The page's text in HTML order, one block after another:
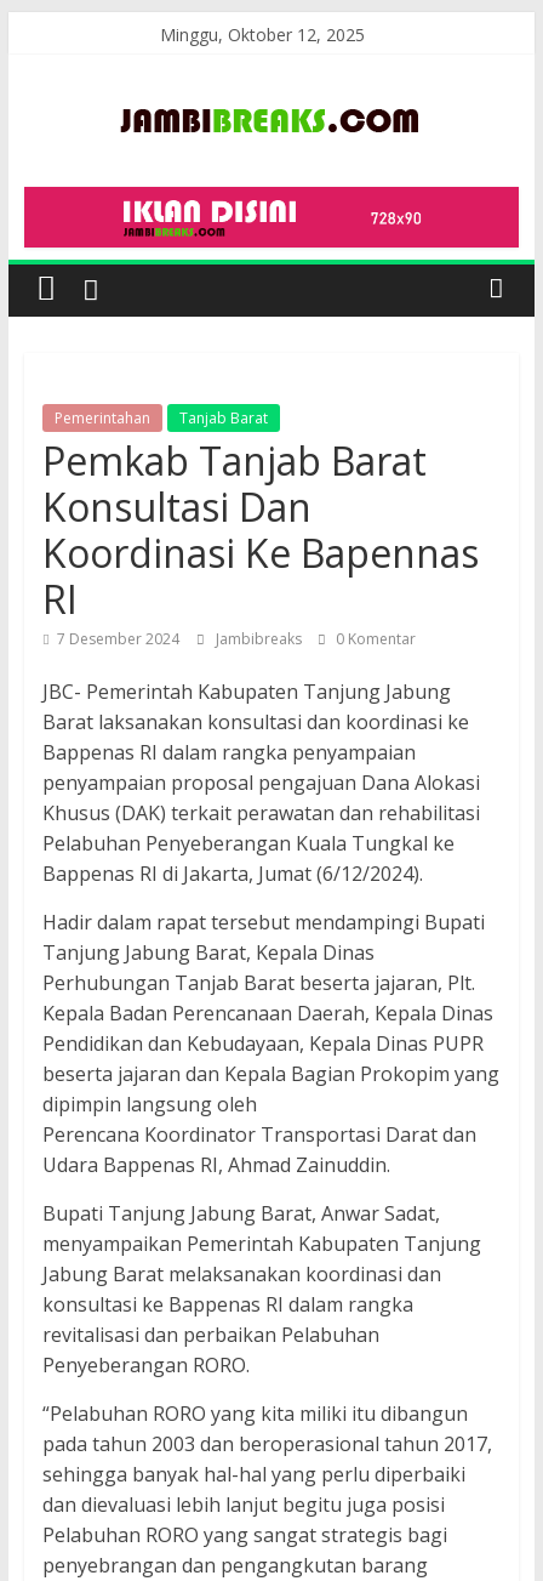
Minggu, Oktober 12, 2025
JambiBreaks
Pemerintahan Tanjab Barat
Pemkab Tanjab Barat
Konsultasi Dan
Koordinasi Ke Bapennas
RI
7 Desember 2024 Jambibreaks 0 Komentar
JBC- Pemerintah Kabupaten Tanjung Jabung
Barat laksanakan konsultasi dan koordinasi ke
Bappenas RI dalam rangka penyampaian
penyampaian proposal pengajuan Dana Alokasi
Khusus (DAK) terkait perawatan dan rehabilitasi
Pelabuhan Penyeberangan Kuala Tungkal ke
Bappenas RI di Jakarta, Jumat (6/12/2024).
Hadir dalam rapat tersebut mendampingi Bupati
Tanjung Jabung Barat, Kepala Dinas
Perhubungan Tanjab Barat beserta jajaran, Plt.
Kepala Badan Perencanaan Daerah, Kepala Dinas
Pendidikan dan Kebudayaan, Kepala Dinas PUPR
beserta jajaran dan Kepala Bagian Prokopim yang
dipimpin langsung oleh
Perencana Koordinator Transportasi Darat dan
Udara Bappenas RI, Ahmad Zainuddin.
Bupati Tanjung Jabung Barat, Anwar Sadat,
menyampaikan Pemerintah Kabupaten Tanjung
Jabung Barat melaksanakan koordinasi dan
konsultasi ke Bappenas RI dalam rangka
revitalisasi dan perbaikan Pelabuhan
Penyeberangan RORO.
“Pelabuhan RORO yang kita miliki itu dibangun
pada tahun 2003 dan beroperasional tahun 2017,
sehingga banyak hal-hal yang perlu diperbaiki
dan dievaluasi lebih lanjut begitu juga posisi
Pelabuhan RORO yang sangat strategis bagi
penyebrangan dan pengangkutan barang